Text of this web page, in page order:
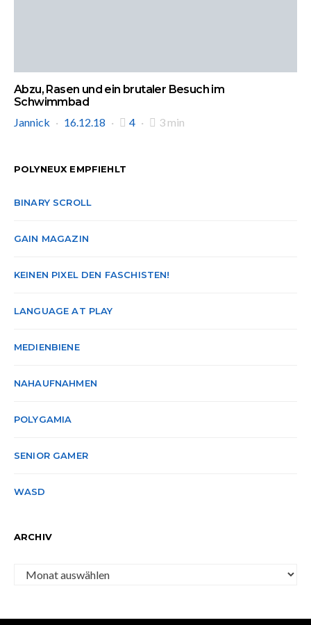
Abzu, Rasen und ein brutaler Besuch im
Schwimmbad
Jannick
16.12.18 4 3 min
POLYNEUX EMPFIEHLT
BINARY SCROLL
GAIN MAGAZIN
KEINEN PIXEL DEN FASCHISTEN!
LANGUAGE AT PLAY
MEDIENBIENE
NAHAUFNAHMEN
POLYGAMIA
SENIOR GAMER
WASD
ARCHIV
Archiv